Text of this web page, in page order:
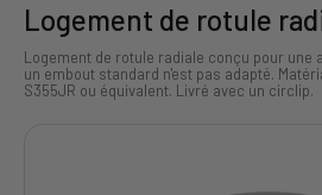
Logement de rotule
Logement de rotule radiale conçu pour une
un embout standard n'est pas adapté.
S355JR ou équivalent. Livré avec un circlip.